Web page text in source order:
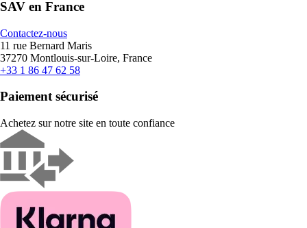
SAV en France
Contactez-nous
11 rue Bernard Maris
37270 Montlouis-sur-Loire, France
+33 1 86 47 62 58
Paiement sécurisé
Achetez sur notre site en toute confiance